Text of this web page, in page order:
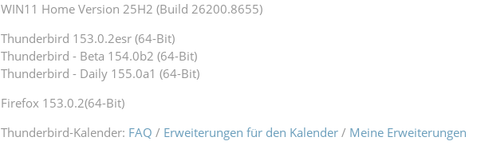
WIN11 Home Version 25H2 (Build 26200.8655)
Thunderbird 153.0.2esr (64-Bit)
Thunderbird - Beta 154.0b2 (64-Bit)
Thunderbird - Daily 155.0a1 (64-Bit)
Firefox 153.0.2(64-Bit)
Thunderbird-Kalender: FAQ / Erweiterungen für den Kalender/ Meine Erweiterungen